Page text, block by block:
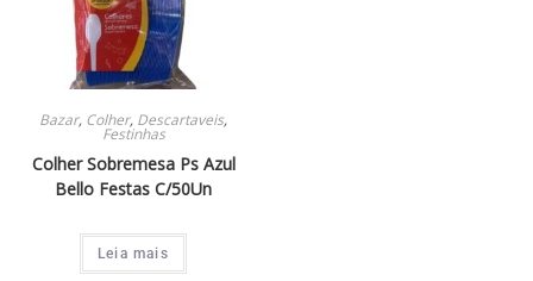
Bazar, Colher, Descartaveis,
Festinhas
Colher Sobremesa Ps Azul
Bello Festas C/50Un
Leia mais